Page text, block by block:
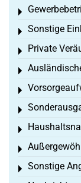
Toggle menu
Sonstige
Toggle menu
Private
Toggle menu
Toggle menu
Toggle menu
Toggle menu
Toggle menu
Toggle menu
Sonstige
Toggle menu